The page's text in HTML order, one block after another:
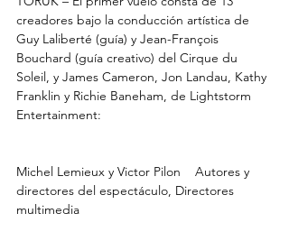
creadores bajo la conducción artística de
Guy Laliberté (guía) y Jean-François
Bouchard (guía creativo) del Cirque du
Soleil, y James Cameron, Jon Landau, Kathy
Franklin y Richie Baneham, de Lightstorm
Entertainment:
Michel Lemieux y Victor Pilon    Autores y
directores del espectáculo, Directores
multimedia